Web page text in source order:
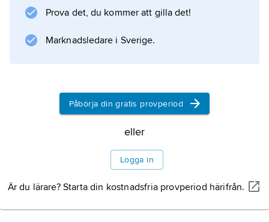
betalar andelsägarna en avgift.
Prova det, du kommer att gilla det!
Marknadsledare i Sverige.
Påbörja din gratis provperiod
eller
Logga in
Är du lärare? Starta din kostnadsfria provperiod härifrån.